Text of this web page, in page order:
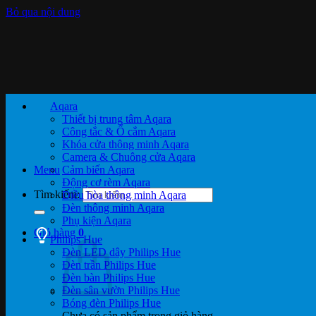
Bỏ qua nội dung
Menu
Tìm kiếm:
Giỏ hàng 0
Aqara
Thiết bị trung tâm Aqara
Công tắc & Ổ cắm Aqara
Khóa cửa thông minh Aqara
Camera & Chuông cửa Aqara
Cảm biến Aqara
Động cơ rèm Aqara
Điều hòa thông minh Aqara
Đèn thông minh Aqara
Phụ kiện Aqara
Philips Hue
Đèn LED dây Philips Hue
Đèn trần Philips Hue
Đèn bàn Philips Hue
Đèn sân vườn Philips Hue
Bóng đèn Philips Hue